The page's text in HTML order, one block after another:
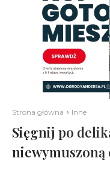
Strona główna Inne
Sięgnij po
niewymuszoną